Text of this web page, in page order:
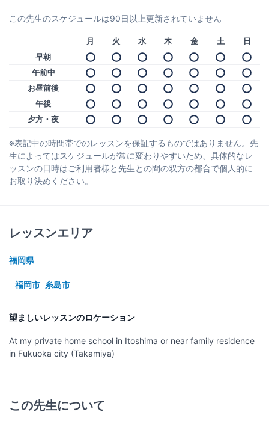
この先生のスケジュールは90日以上更新されていません
月 火 水 木 金 土
日
早朝
午前中
お昼前後
午後
夕方・夜
※表記中の時間帯でのレッスンを保証するものではありません。先
生によってはスケジュールが常に変わりやすいため、具体的なレ
ッスンの日時はご利用者様と先生との間の双方の都合で個人的に
お取り決めください。
レッスンエリア
福岡県
福岡市 糸島市
望ましいレッスンのロケーション
At my private home school in Itoshima or near family residence
in Fukuoka city (Takamiya)
この先生について